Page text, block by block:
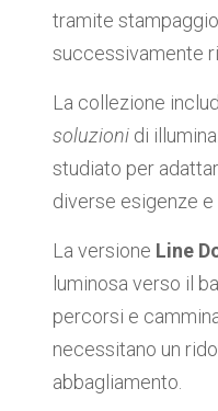
tramite
successivamente
La collezione
soluzioni di
studiato per
diverse esigenze e
La versione Line
luminosa verso il
percorsi e
necessitano un
abbagliamento.